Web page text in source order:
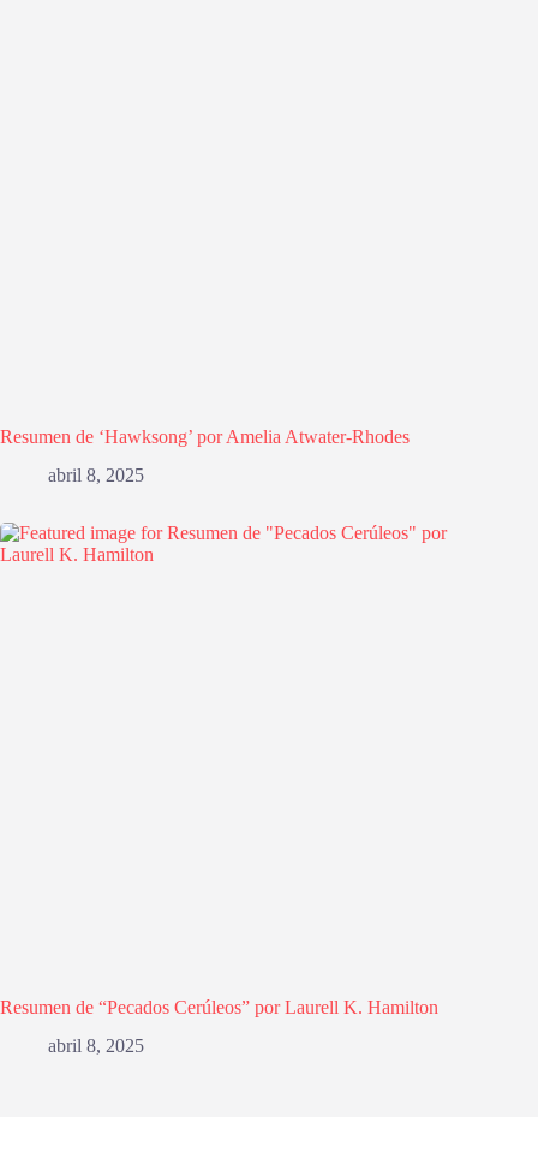
Resumen de ‘Hawksong’ por Amelia Atwater-Rhodes
abril 8, 2025
Resumen de “Pecados Cerúleos” por Laurell K. Hamilton
abril 8, 2025